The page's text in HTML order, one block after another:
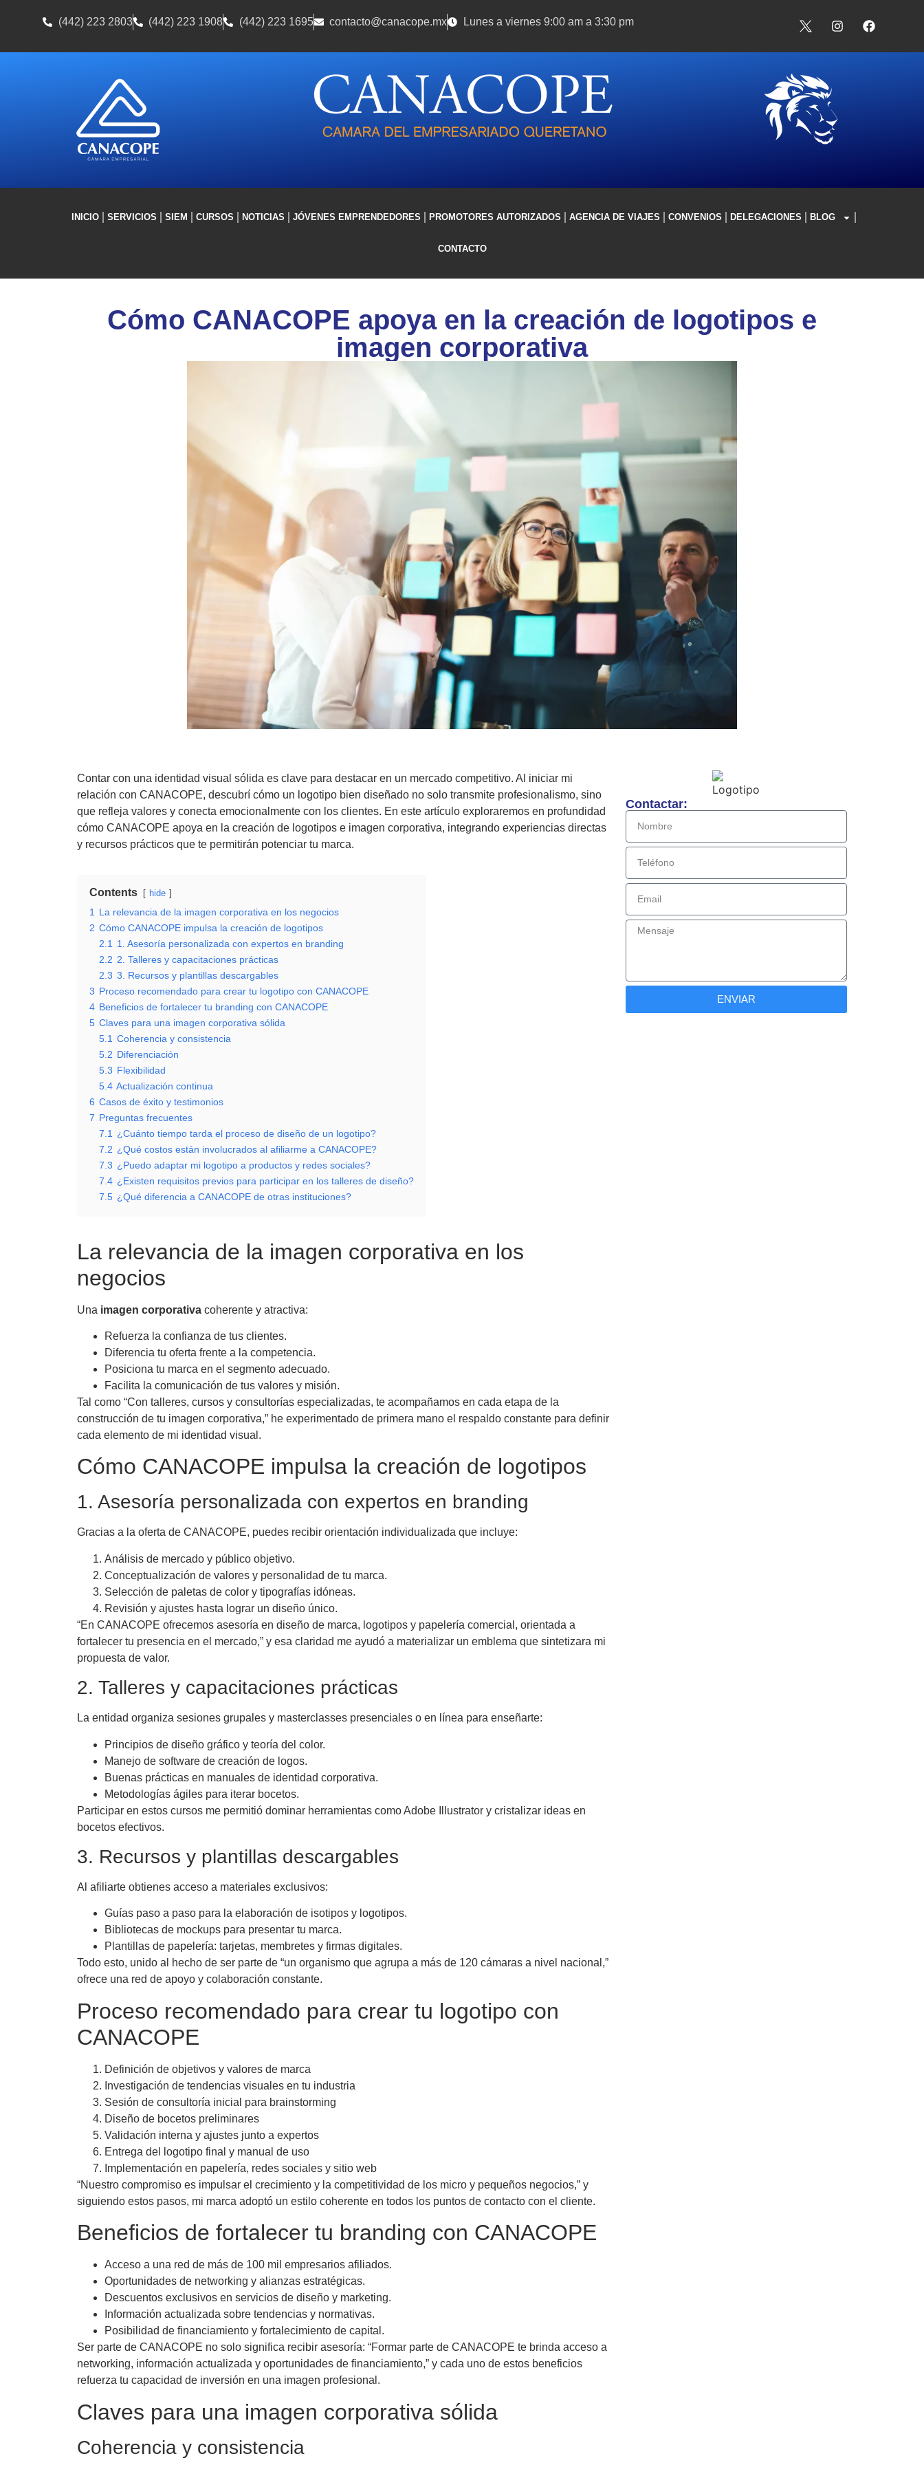
(442) 223 2803 (442) 223 1908 (442) 223 1695 contacto@canacope.mx Lunes a viernes 9:00 am a 3:30 pm
INICIO SERVICIOS SIEM CURSOS NOTICIAS JÓVENES EMPRENDEDORES PROMOTORES AUTORIZADOS AGENCIA DE VIAJES CONVENIOS DELEGACIONES BLOG
CONTACTO
Cómo CANACOPE apoya en la creación de logotipos e
imagen corporativa
Contar con una identidad visual sólida es clave para destacar en un mercado competitivo. Al iniciar mi
relación con CANACOPE, descubrí cómo un logotipo bien diseñado no solo transmite profesionalismo, sino
que refleja valores y conecta emocionalmente con los clientes. En este artículo exploraremos en profundidad
cómo CANACOPE apoya en la creación de logotipos e imagen corporativa, integrando experiencias directas
y recursos prácticos que te permitirán potenciar tu marca.
Contents hide
1
La relevancia de la imagen corporativa en los negocios
2 Cómo CANACOPE impulsa la creación de logotipos
2.1
1. Asesoría personalizada con expertos en branding
2.2 2. Talleres y capacitaciones prácticas
2.3 3. Recursos y plantillas descargables
3 Proceso recomendado para crear tu logotipo con CANACOPE
4 Beneficios de fortalecer tu branding con CANACOPE
5 Claves para una imagen corporativa sólida
5.1 Coherencia y consistencia
5.2 Diferenciación
5.3 Flexibilidad
5.4 Actualización continua
6 Casos de éxito y testimonios
7 Preguntas frecuentes
7.1
¿Cuánto tiempo tarda el proceso de diseño de un logotipo?
7.2 ¿Qué costos están involucrados al afiliarme a CANACOPE?
7.3 ¿Puedo adaptar mi logotipo a productos y redes sociales?
7.4 ¿Existen requisitos previos para participar en los talleres de diseño?
7.5 ¿Qué diferencia a CANACOPE de otras instituciones?
La relevancia de la imagen corporativa en los
negocios
Una imagen corporativa coherente y atractiva:
Refuerza la confianza de tus clientes.
Diferencia tu oferta frente a la competencia.
Posiciona tu marca en el segmento adecuado.
Facilita la comunicación de tus valores y misión.
Tal como “Con talleres, cursos y consultorías especializadas, te acompañamos en cada etapa de la
construcción de tu imagen corporativa,” he experimentado de primera mano el respaldo constante para definir
cada elemento de mi identidad visual.
Cómo CANACOPE impulsa la creación de logotipos
1. Asesoría personalizada con expertos en branding
Gracias a la oferta de CANACOPE, puedes recibir orientación individualizada que incluye:
Análisis de mercado y público objetivo.
Conceptualización de valores y personalidad de tu marca.
Selección de paletas de color y tipografías idóneas.
Revisión y ajustes hasta lograr un diseño único.
“En CANACOPE ofrecemos asesoría en diseño de marca, logotipos y papelería comercial, orientada a
fortalecer tu presencia en el mercado,” y esa claridad me ayudó a materializar un emblema que sintetizara mi
propuesta de valor.
2. Talleres y capacitaciones prácticas
La entidad organiza sesiones grupales y masterclasses presenciales o en línea para enseñarte:
Principios de diseño gráfico y teoría del color.
Manejo de software de creación de logos.
Buenas prácticas en manuales de identidad corporativa.
Metodologías ágiles para iterar bocetos.
Participar en estos cursos me permitió dominar herramientas como Adobe Illustrator y cristalizar ideas en
bocetos efectivos.
3. Recursos y plantillas descargables
Al afiliarte obtienes acceso a materiales exclusivos:
Guías paso a paso para la elaboración de isotipos y logotipos.
Bibliotecas de mockups para presentar tu marca.
Plantillas de papelería: tarjetas, membretes y firmas digitales.
Todo esto, unido al hecho de ser parte de “un organismo que agrupa a más de 120 cámaras a nivel nacional,”
ofrece una red de apoyo y colaboración constante.
Proceso recomendado para crear tu logotipo con
CANACOPE
Definición de objetivos y valores de marca
Investigación de tendencias visuales en tu industria
Sesión de consultoría inicial para brainstorming
Diseño de bocetos preliminares
Validación interna y ajustes junto a expertos
Entrega del logotipo final y manual de uso
Implementación en papelería, redes sociales y sitio web
“Nuestro compromiso es impulsar el crecimiento y la competitividad de los micro y pequeños negocios,” y
siguiendo estos pasos, mi marca adoptó un estilo coherente en todos los puntos de contacto con el cliente.
Beneficios de fortalecer tu branding con CANACOPE
Acceso a una red de más de 100 mil empresarios afiliados.
Oportunidades de networking y alianzas estratégicas.
Descuentos exclusivos en servicios de diseño y marketing.
Información actualizada sobre tendencias y normativas.
Posibilidad de financiamiento y fortalecimiento de capital.
Ser parte de CANACOPE no solo significa recibir asesoría: “Formar parte de CANACOPE te brinda acceso a
networking, información actualizada y oportunidades de financiamiento,” y cada uno de estos beneficios
refuerza tu capacidad de inversión en una imagen profesional.
Claves para una imagen corporativa sólida
Coherencia y consistencia
Contactar:
ENVIAR